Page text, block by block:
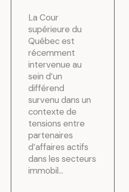
La Cour
supérieure du
Québec est
récemment
intervenue au
sein d’un
différend
survenu dans un
contexte de
tensions entre
partenaires
d’affaires actifs
dans les secteurs
immobil...